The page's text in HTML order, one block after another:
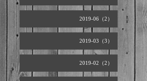
2019-06（2）
2019-03（3）
2019-02（2）